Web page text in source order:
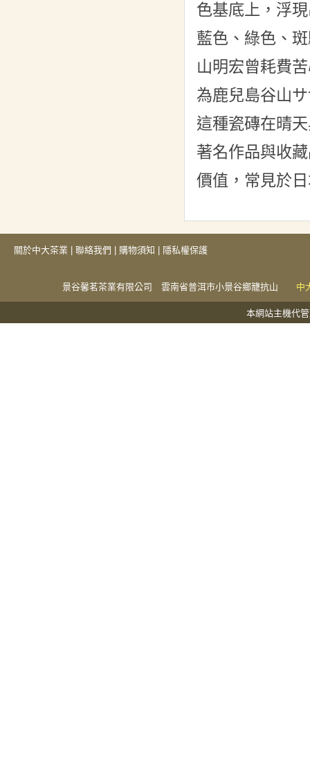
色基底上，浮
藍色、綠色、
山明宏曾耗費
為鹿兒島谷山
這種瓷磚在晴
著名作品與收
價值，常見於
關於中大茶業 聯絡我們 購物須知 隱私權保護
景谷馨茗茶業有限公司 雲南省普洱市小景谷鄉籠抗山 中
本網站主機代